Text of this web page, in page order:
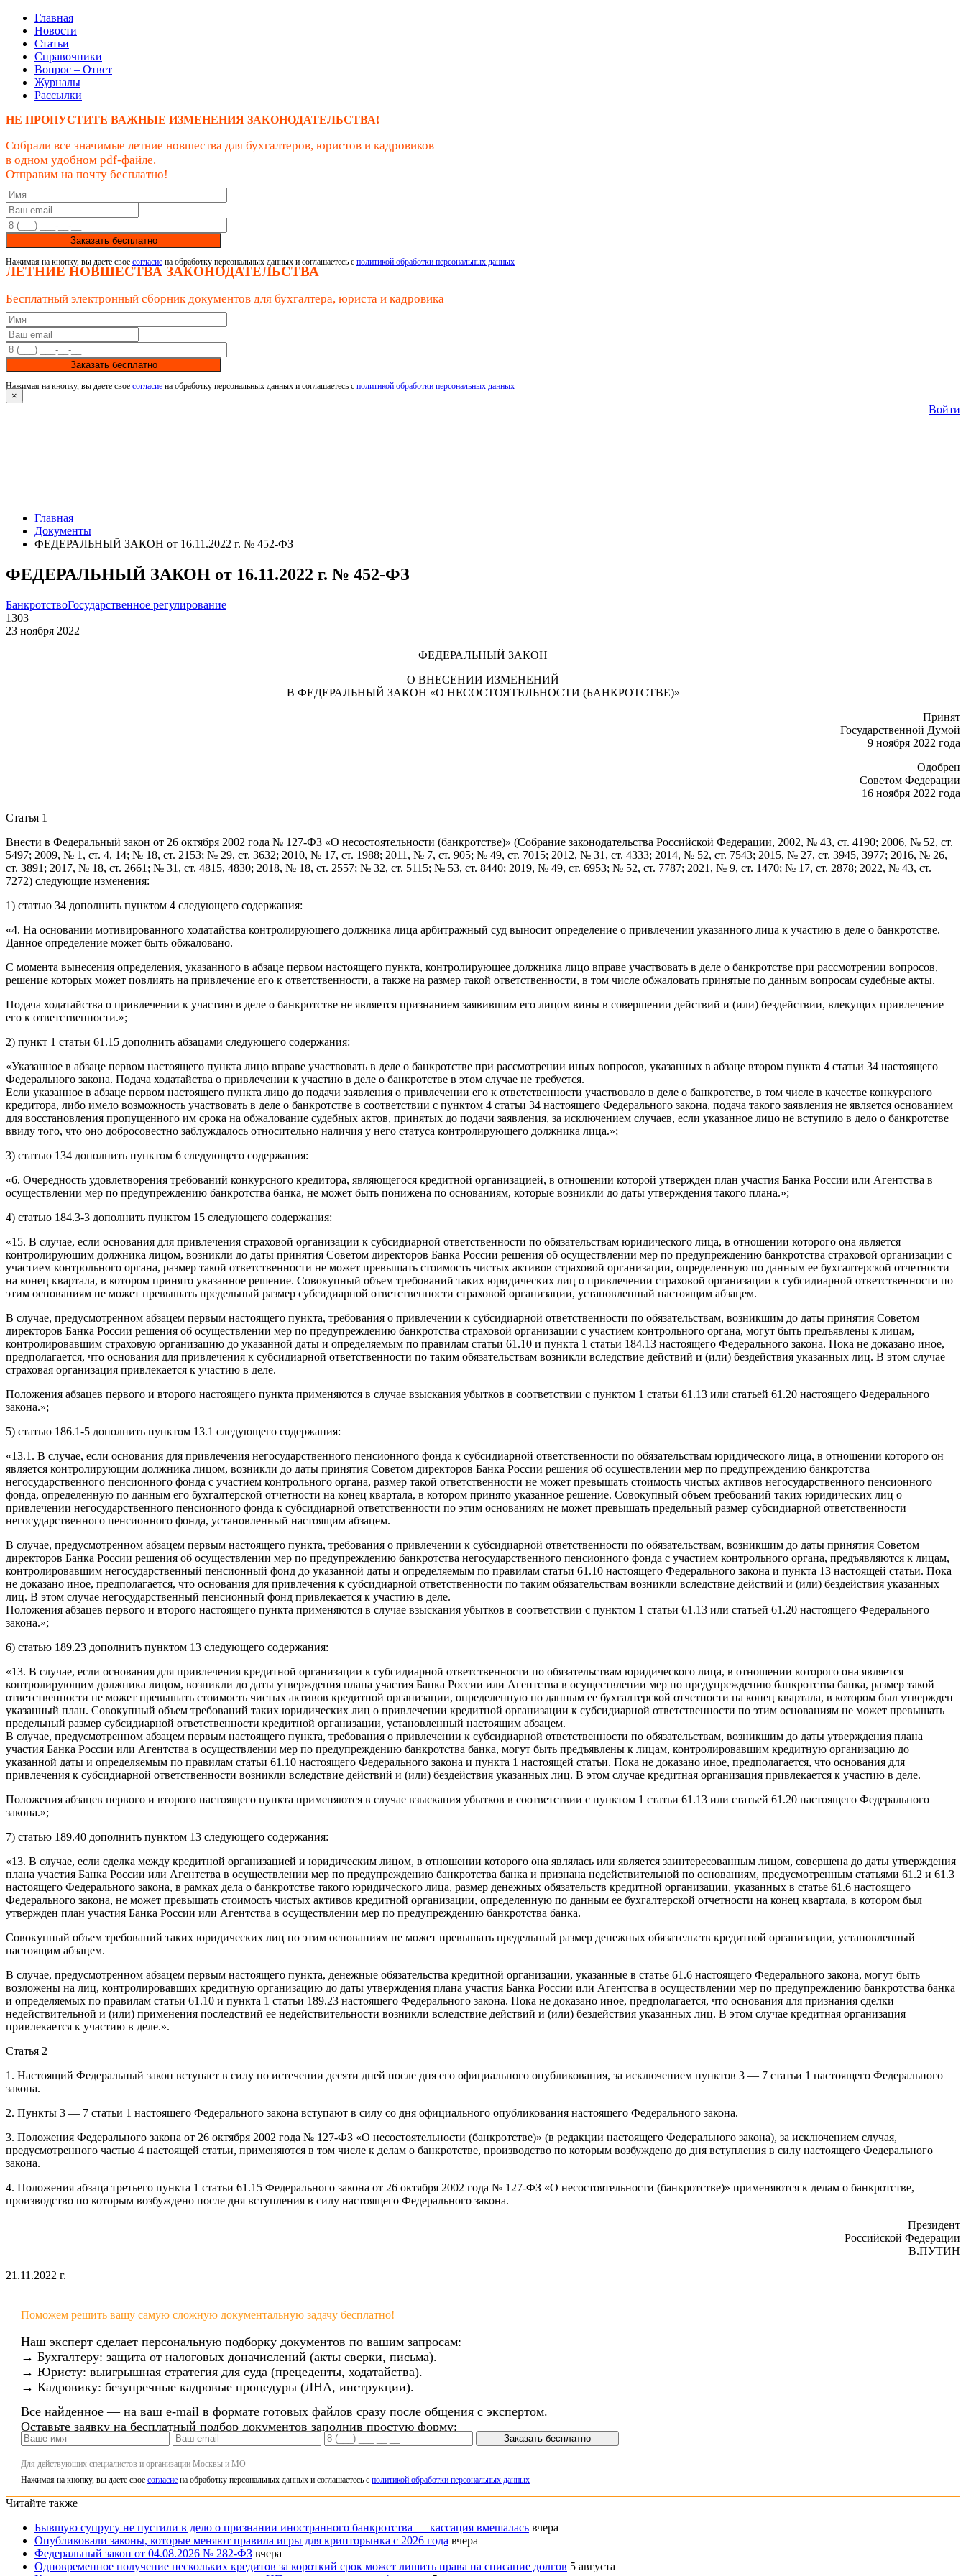
Главная
Новости
Статьи
Справочники
Вопрос – Ответ
Журналы
Рассылки
НЕ ПРОПУСТИТЕ ВАЖНЫЕ ИЗМЕНЕНИЯ ЗАКОНОДАТЕЛЬСТВА!
Собрали все значимые летние новшества для бухгалтеров, юристов и кадровиков
в одном удобном pdf-файле.
Отправим на почту бесплатно!
Заказать бесплатно
Нажимая на кнопку, вы даете свое согласие на обработку персональных данных и соглашаетесь с политикой обработки персональных данных
ЛЕТНИЕ НОВШЕСТВА ЗАКОНОДАТЕЛЬСТВА
Бесплатный электронный сборник документов для бухгалтера, юриста и кадровика
Заказать бесплатно
Нажимая на кнопку, вы даете свое согласие на обработку персональных данных и соглашаетесь с политикой обработки персональных данных
×
Войти
Главная
Документы
ФЕДЕРАЛЬНЫЙ ЗАКОН от 16.11.2022 г. № 452-ФЗ
ФЕДЕРАЛЬНЫЙ ЗАКОН от 16.11.2022 г. № 452-ФЗ
БанкротствоГосударственное регулирование
1303
23 ноября 2022
ФЕДЕРАЛЬНЫЙ ЗАКОН
О ВНЕСЕНИИ ИЗМЕНЕНИЙ
В ФЕДЕРАЛЬНЫЙ ЗАКОН «О НЕСОСТОЯТЕЛЬНОСТИ (БАНКРОТСТВЕ)»
Принят
Государственной Думой
9 ноября 2022 года
Одобрен
Советом Федерации
16 ноября 2022 года
Статья 1
Внести в Федеральный закон от 26 октября 2002 года № 127-ФЗ «О несостоятельности (банкротстве)» (Собрание законодательства Российской Федерации, 2002, № 43, ст. 4190; 2006, № 52, ст.
5497; 2009, № 1, ст. 4, 14; № 18, ст. 2153; № 29, ст. 3632; 2010, № 17, ст. 1988; 2011, № 7, ст. 905; № 49, ст. 7015; 2012, № 31, ст. 4333; 2014, № 52, ст. 7543; 2015, № 27, ст. 3945, 3977; 2016, № 26,
ст. 3891; 2017, № 18, ст. 2661; № 31, ст. 4815, 4830; 2018, № 18, ст. 2557; № 32, ст. 5115; № 53, ст. 8440; 2019, № 49, ст. 6953; № 52, ст. 7787; 2021, № 9, ст. 1470; № 17, ст. 2878; 2022, № 43, ст.
7272) следующие изменения:
1) статью 34 дополнить пунктом 4 следующего содержания:
«4. На основании мотивированного ходатайства контролирующего должника лица арбитражный суд выносит определение о привлечении указанного лица к участию в деле о банкротстве.
Данное определение может быть обжаловано.
С момента вынесения определения, указанного в абзаце первом настоящего пункта, контролирующее должника лицо вправе участвовать в деле о банкротстве при рассмотрении вопросов,
решение которых может повлиять на привлечение его к ответственности, а также на размер такой ответственности, в том числе обжаловать принятые по данным вопросам судебные акты.
Подача ходатайства о привлечении к участию в деле о банкротстве не является признанием заявившим его лицом вины в совершении действий и (или) бездействии, влекущих привлечение
его к ответственности.»;
2) пункт 1 статьи 61.15 дополнить абзацами следующего содержания:
«Указанное в абзаце первом настоящего пункта лицо вправе участвовать в деле о банкротстве при рассмотрении иных вопросов, указанных в абзаце втором пункта 4 статьи 34 настоящего
Федерального закона. Подача ходатайства о привлечении к участию в деле о банкротстве в этом случае не требуется.
Если указанное в абзаце первом настоящего пункта лицо до подачи заявления о привлечении его к ответственности участвовало в деле о банкротстве, в том числе в качестве конкурсного
кредитора, либо имело возможность участвовать в деле о банкротстве в соответствии с пунктом 4 статьи 34 настоящего Федерального закона, подача такого заявления не является основанием
для восстановления пропущенного им срока на обжалование судебных актов, принятых до подачи заявления, за исключением случаев, если указанное лицо не вступило в дело о банкротстве
ввиду того, что оно добросовестно заблуждалось относительно наличия у него статуса контролирующего должника лица.»;
3) статью 134 дополнить пунктом 6 следующего содержания:
«6. Очередность удовлетворения требований конкурсного кредитора, являющегося кредитной организацией, в отношении которой утвержден план участия Банка России или Агентства в
осуществлении мер по предупреждению банкротства банка, не может быть понижена по основаниям, которые возникли до даты утверждения такого плана.»;
4) статью 184.3-3 дополнить пунктом 15 следующего содержания:
«15. В случае, если основания для привлечения страховой организации к субсидиарной ответственности по обязательствам юридического лица, в отношении которого она является
контролирующим должника лицом, возникли до даты принятия Советом директоров Банка России решения об осуществлении мер по предупреждению банкротства страховой организации с
участием контрольного органа, размер такой ответственности не может превышать стоимость чистых активов страховой организации, определенную по данным ее бухгалтерской отчетности
на конец квартала, в котором принято указанное решение. Совокупный объем требований таких юридических лиц о привлечении страховой организации к субсидиарной ответственности по
этим основаниям не может превышать предельный размер субсидиарной ответственности страховой организации, установленный настоящим абзацем.
В случае, предусмотренном абзацем первым настоящего пункта, требования о привлечении к субсидиарной ответственности по обязательствам, возникшим до даты принятия Советом
директоров Банка России решения об осуществлении мер по предупреждению банкротства страховой организации с участием контрольного органа, могут быть предъявлены к лицам,
контролировавшим страховую организацию до указанной даты и определяемым по правилам статьи 61.10 и пункта 1 статьи 184.13 настоящего Федерального закона. Пока не доказано иное,
предполагается, что основания для привлечения к субсидиарной ответственности по таким обязательствам возникли вследствие действий и (или) бездействия указанных лиц. В этом случае
страховая организация привлекается к участию в деле.
Положения абзацев первого и второго настоящего пункта применяются в случае взыскания убытков в соответствии с пунктом 1 статьи 61.13 или статьей 61.20 настоящего Федерального
закона.»;
5) статью 186.1-5 дополнить пунктом 13.1 следующего содержания:
«13.1. В случае, если основания для привлечения негосударственного пенсионного фонда к субсидиарной ответственности по обязательствам юридического лица, в отношении которого он
является контролирующим должника лицом, возникли до даты принятия Советом директоров Банка России решения об осуществлении мер по предупреждению банкротства
негосударственного пенсионного фонда с участием контрольного органа, размер такой ответственности не может превышать стоимость чистых активов негосударственного пенсионного
фонда, определенную по данным его бухгалтерской отчетности на конец квартала, в котором принято указанное решение. Совокупный объем требований таких юридических лиц о
привлечении негосударственного пенсионного фонда к субсидиарной ответственности по этим основаниям не может превышать предельный размер субсидиарной ответственности
негосударственного пенсионного фонда, установленный настоящим абзацем.
В случае, предусмотренном абзацем первым настоящего пункта, требования о привлечении к субсидиарной ответственности по обязательствам, возникшим до даты принятия Советом
директоров Банка России решения об осуществлении мер по предупреждению банкротства негосударственного пенсионного фонда с участием контрольного органа, предъявляются к лицам,
контролировавшим негосударственный пенсионный фонд до указанной даты и определяемым по правилам статьи 61.10 настоящего Федерального закона и пункта 13 настоящей статьи. Пока
не доказано иное, предполагается, что основания для привлечения к субсидиарной ответственности по таким обязательствам возникли вследствие действий и (или) бездействия указанных
лиц. В этом случае негосударственный пенсионный фонд привлекается к участию в деле.
Положения абзацев первого и второго настоящего пункта применяются в случае взыскания убытков в соответствии с пунктом 1 статьи 61.13 или статьей 61.20 настоящего Федерального
закона.»;
6) статью 189.23 дополнить пунктом 13 следующего содержания:
«13. В случае, если основания для привлечения кредитной организации к субсидиарной ответственности по обязательствам юридического лица, в отношении которого она является
контролирующим должника лицом, возникли до даты утверждения плана участия Банка России или Агентства в осуществлении мер по предупреждению банкротства банка, размер такой
ответственности не может превышать стоимость чистых активов кредитной организации, определенную по данным ее бухгалтерской отчетности на конец квартала, в котором был утвержден
указанный план. Совокупный объем требований таких юридических лиц о привлечении кредитной организации к субсидиарной ответственности по этим основаниям не может превышать
предельный размер субсидиарной ответственности кредитной организации, установленный настоящим абзацем.
В случае, предусмотренном абзацем первым настоящего пункта, требования о привлечении к субсидиарной ответственности по обязательствам, возникшим до даты утверждения плана
участия Банка России или Агентства в осуществлении мер по предупреждению банкротства банка, могут быть предъявлены к лицам, контролировавшим кредитную организацию до
указанной даты и определяемым по правилам статьи 61.10 настоящего Федерального закона и пункта 1 настоящей статьи. Пока не доказано иное, предполагается, что основания для
привлечения к субсидиарной ответственности возникли вследствие действий и (или) бездействия указанных лиц. В этом случае кредитная организация привлекается к участию в деле.
Положения абзацев первого и второго настоящего пункта применяются в случае взыскания убытков в соответствии с пунктом 1 статьи 61.13 или статьей 61.20 настоящего Федерального
закона.»;
7) статью 189.40 дополнить пунктом 13 следующего содержания:
«13. В случае, если сделка между кредитной организацией и юридическим лицом, в отношении которого она являлась или является заинтересованным лицом, совершена до даты утверждения
плана участия Банка России или Агентства в осуществлении мер по предупреждению банкротства банка и признана недействительной по основаниям, предусмотренным статьями 61.2 и 61.3
настоящего Федерального закона, в рамках дела о банкротстве такого юридического лица, размер денежных обязательств кредитной организации, указанных в статье 61.6 настоящего
Федерального закона, не может превышать стоимость чистых активов кредитной организации, определенную по данным ее бухгалтерской отчетности на конец квартала, в котором был
утвержден план участия Банка России или Агентства в осуществлении мер по предупреждению банкротства банка.
Совокупный объем требований таких юридических лиц по этим основаниям не может превышать предельный размер денежных обязательств кредитной организации, установленный
настоящим абзацем.
В случае, предусмотренном абзацем первым настоящего пункта, денежные обязательства кредитной организации, указанные в статье 61.6 настоящего Федерального закона, могут быть
возложены на лиц, контролировавших кредитную организацию до даты утверждения плана участия Банка России или Агентства в осуществлении мер по предупреждению банкротства банка
и определяемых по правилам статьи 61.10 и пункта 1 статьи 189.23 настоящего Федерального закона. Пока не доказано иное, предполагается, что основания для признания сделки
недействительной и (или) применения последствий ее недействительности возникли вследствие действий и (или) бездействия указанных лиц. В этом случае кредитная организация
привлекается к участию в деле.».
Статья 2
1. Настоящий Федеральный закон вступает в силу по истечении десяти дней после дня его официального опубликования, за исключением пунктов 3 — 7 статьи 1 настоящего Федерального
закона.
2. Пункты 3 — 7 статьи 1 настоящего Федерального закона вступают в силу со дня официального опубликования настоящего Федерального закона.
3. Положения Федерального закона от 26 октября 2002 года № 127-ФЗ «О несостоятельности (банкротстве)» (в редакции настоящего Федерального закона), за исключением случая,
предусмотренного частью 4 настоящей статьи, применяются в том числе к делам о банкротстве, производство по которым возбуждено до дня вступления в силу настоящего Федерального
закона.
4. Положения абзаца третьего пункта 1 статьи 61.15 Федерального закона от 26 октября 2002 года № 127-ФЗ «О несостоятельности (банкротстве)» применяются к делам о банкротстве,
производство по которым возбуждено после дня вступления в силу настоящего Федерального закона.
Президент
Российской Федерации
В.ПУТИН
21.11.2022 г.
Поможем решить вашу самую сложную документальную задачу бесплатно!
Наш эксперт сделает персональную подборку документов по вашим запросам:
→ Бухгалтеру: защита от налоговых доначислений (акты сверки, письма).
→ Юристу: выигрышная стратегия для суда (прецеденты, ходатайства).
→ Кадровику: безупречные кадровые процедуры (ЛНА, инструкции).
Все найденное — на ваш e-mail в формате готовых файлов сразу после общения с экспертом.
Оставьте заявку на бесплатный подбор документов заполнив простую форму:
Заказать бесплатно
Для действующих специалистов и организации Москвы и МО
Нажимая на кнопку, вы даете свое согласие на обработку персональных данных и соглашаетесь с политикой обработки персональных данных
Читайте также
Бывшую супругу не пустили в дело о признании иностранного банкротства — кассация вмешалась вчера
Опубликовали законы, которые меняют правила игры для крипторынка с 2026 года вчера
Федеральный закон от 04.08.2026 № 282-ФЗ вчера
Одновременное получение нескольких кредитов за короткий срок может лишить права на списание долгов 5 августа